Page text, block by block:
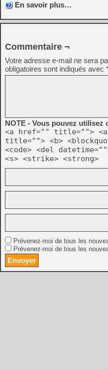
En savoir plus…
Commentaire ¬
Votre adresse e-mail ne sera
obligatoires sont indiqués avec
NOTE - Vous pouvez utilisez
<a href="" title="">
title=""> <b>
<code> <del
<s> <strike> <strong>
Prévenez-moi de tous les
Prévenez-moi de tous les